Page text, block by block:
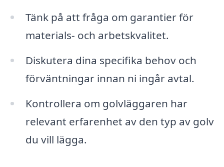
Tänk på att fråga om garantier för
materials- och arbetskvalitet.
Diskutera dina specifika behov och
förväntningar innan ni ingår avtal.
Kontrollera om golvläggaren har
relevant erfarenhet av den typ av golv
du vill lägga.